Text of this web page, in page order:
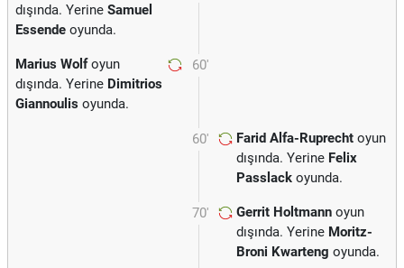
dışında. Yerine Samuel
Essende oyunda.
60'
Marius Wolfoyun
dışında. Yerine Dimitrios
Giannoulis oyunda.
60' Farid Alfa-Ruprecht oyun
dışında. Yerine Felix
Passlack oyunda.
70' Gerrit Holtmann oyun
dışında. Yerine Moritz-
Broni Kwarteng oyunda.